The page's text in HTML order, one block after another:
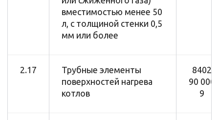
вместимостью менее 50
л, с толщиной стенки 0,5
мм или более
2.17
Трубные элементы
поверхностей нагрева
котлов
8402
90 000
9